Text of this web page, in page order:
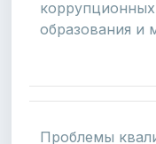
образования и
Проблемы